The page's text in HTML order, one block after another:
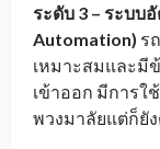
ระดับ 3 – ระบบ
Automation) ร
เหมาะสมและมี
เข้าออก มีการ
พวงมาลัยแต่ก็ยั